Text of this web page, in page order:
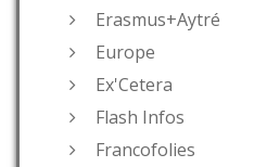
Erasmus+Aytré
Europe
Ex'Cetera
Flash Infos
Francofolies